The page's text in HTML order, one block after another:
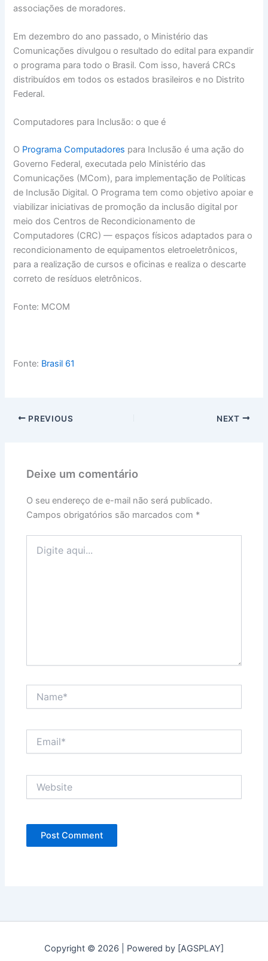
associações de moradores.
Em dezembro do ano passado, o Ministério das
Comunicações divulgou o resultado do edital para expandir
o programa para todo o Brasil. Com isso, haverá CRCs
distribuídos em todos os estados brasileiros e no Distrito
Federal.
Computadores para Inclusão: o que é
O Programa Computadores para Inclusão é uma ação do
Governo Federal, executada pelo Ministério das
Comunicações (MCom), para implementação de Políticas
de Inclusão Digital. O Programa tem como objetivo apoiar e
viabilizar iniciativas de promoção da inclusão digital por
meio dos Centros de Recondicionamento de
Computadores (CRC) — espaços físicos adaptados para o
recondicionamento de equipamentos eletroeletrônicos,
para a realização de cursos e oficinas e realiza o descarte
correto de resíduos eletrônicos.
Fonte: MCOM
Fonte: Brasil 61
PREVIOUS NEXT
Deixe um comentário
O seu endereço de e-mail não será publicado.
Campos obrigatórios são marcados com *
aqui...
Copyright © 2026 | Powered by [AGSPLAY]